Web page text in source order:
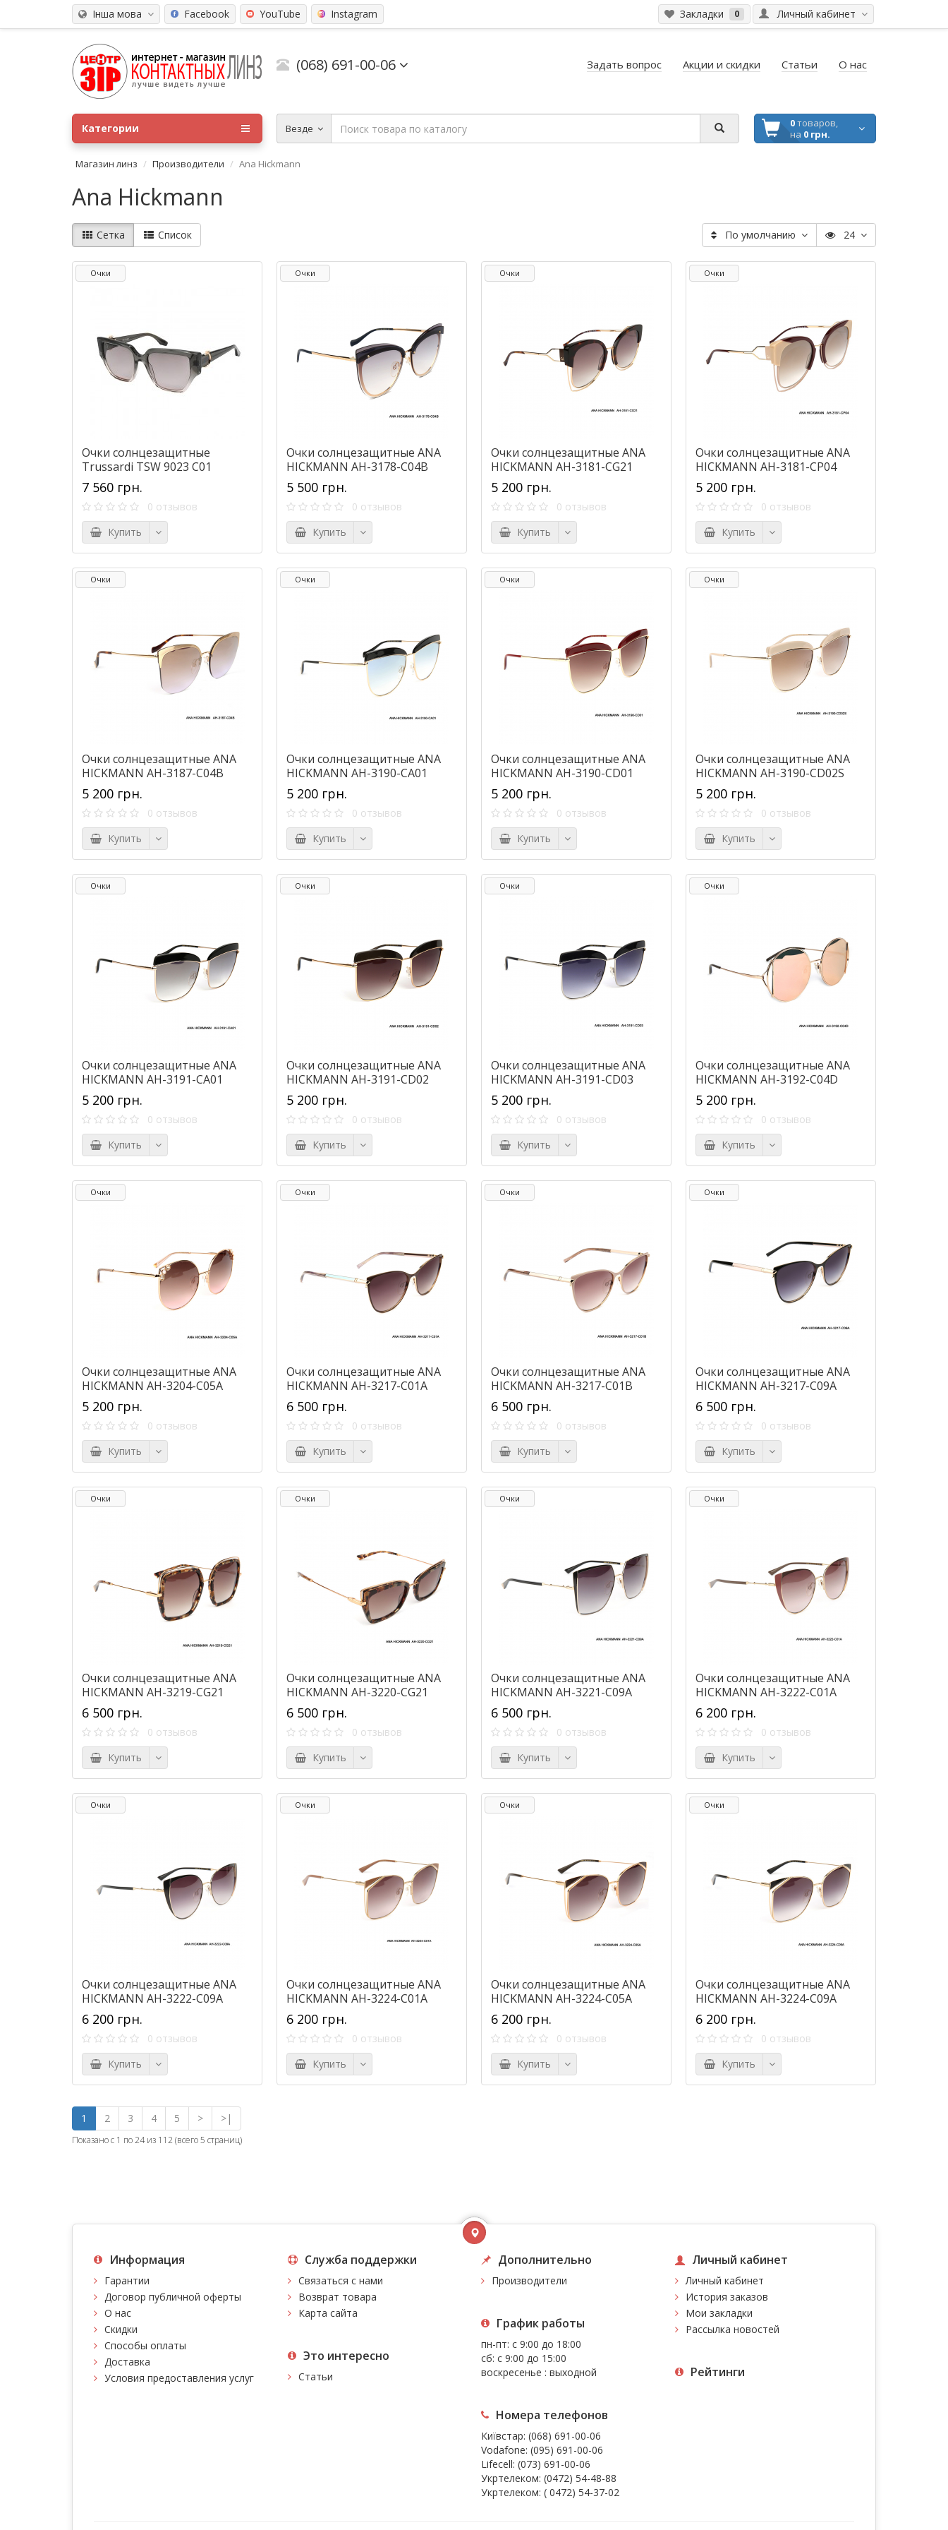
Інша мова Личный кабинет
Закладки 0
Facebook YouTube Instagram
(068) 691-00-06 Задать вопрос Акции и скидки Статьи О нас
Везде 0товаров,
на 0 грн.
Категории
Магазин линз Производители Ana Hickmann
Ana Hickmann
Сетка Список По умолчанию 24
Очки
Очки солнцезащитные
Trussardi TSW 9023 C01
7 560 грн.
0 отзывов
Купить
Очки
Очки солнцезащитные ANA
HICKMANN AH-3178-C04B
5 500 грн.
0 отзывов
Купить
Очки
Очки солнцезащитные ANA
HICKMANN AH-3181-CG21
5 200 грн.
0 отзывов
Купить
Очки
Очки солнцезащитные ANA
HICKMANN AH-3181-CP04
5 200 грн.
0 отзывов
Купить
Очки
Очки солнцезащитные ANA
HICKMANN AH-3187-C04B
5 200 грн.
0 отзывов
Купить
Очки
Очки солнцезащитные ANA
HICKMANN AH-3190-CA01
5 200 грн.
0 отзывов
Купить
Очки
Очки солнцезащитные ANA
HICKMANN AH-3190-CD01
5 200 грн.
0 отзывов
Купить
Очки
Очки солнцезащитные ANA
HICKMANN AH-3190-CD02S
5 200 грн.
0 отзывов
Купить
Очки
Очки солнцезащитные ANA
HICKMANN AH-3191-CA01
5 200 грн.
0 отзывов
Купить
Очки
Очки солнцезащитные ANA
HICKMANN AH-3191-CD02
5 200 грн.
0 отзывов
Купить
Очки
Очки солнцезащитные ANA
HICKMANN AH-3191-CD03
5 200 грн.
0 отзывов
Купить
Очки
Очки солнцезащитные ANA
HICKMANN AH-3192-C04D
5 200 грн.
0 отзывов
Купить
Очки
Очки солнцезащитные ANA
HICKMANN AH-3204-C05A
5 200 грн.
0 отзывов
Купить
Очки
Очки солнцезащитные ANA
HICKMANN AH-3217-C01A
6 500 грн.
0 отзывов
Купить
Очки
Очки солнцезащитные ANA
HICKMANN AH-3217-C01B
6 500 грн.
0 отзывов
Купить
Очки
Очки солнцезащитные ANA
HICKMANN AH-3217-C09A
6 500 грн.
0 отзывов
Купить
Очки
Очки солнцезащитные ANA
HICKMANN AH-3219-CG21
6 500 грн.
0 отзывов
Купить
Очки
Очки солнцезащитные ANA
HICKMANN AH-3220-CG21
6 500 грн.
0 отзывов
Купить
Очки
Очки солнцезащитные ANA
HICKMANN AH-3221-C09A
6 500 грн.
0 отзывов
Купить
Очки
Очки солнцезащитные ANA
HICKMANN AH-3222-C01A
6 200 грн.
0 отзывов
Купить
Очки
Очки солнцезащитные ANA
HICKMANN AH-3222-C09A
6 200 грн.
0 отзывов
Купить
Очки
Очки солнцезащитные ANA
HICKMANN AH-3224-C01A
6 200 грн.
0 отзывов
Купить
Очки
Очки солнцезащитные ANA
HICKMANN AH-3224-C05A
6 200 грн.
0 отзывов
Купить
Очки
Очки солнцезащитные ANA
HICKMANN AH-3224-C09A
6 200 грн.
0 отзывов
Купить
1 2 3 4 5 > >|
Показано с 1 по 24 из 112 (всего 5 страниц)
Информация
Гарантии
Договор публичной оферты
О нас
Скидки
Способы оплаты
Доставка
Условия предоставления услуг
Служба поддержки
Связаться с нами
Возврат товара
Карта сайта
Это интересно
Статьи
Дополнительно
Производители
График работы
пн-пт: с 9:00 до 18:00
сб: с 9:00 до 15:00
воскресенье : выходной
Номера телефонов
Київстар: (068) 691-00-06
Vodafone: (095) 691-00-06
Lifecell: (073) 691-00-06
Укртелеком: (0472) 54-48-88
Укртелеком: ( 0472) 54-37-02
Личный кабинет
Личный кабинет
История заказов
Мои закладки
Рассылка новостей
Рейтинги